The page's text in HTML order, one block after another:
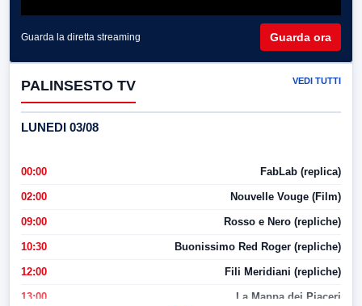
Guarda la diretta streaming Guarda ora
PALINSESTO TV VEDI TUTTI
LUNEDI 03/08
00:00 FabLab (replica)
02:00 Nouvelle Vouge (Film)
09:00 Rosso e Nero (repliche)
10:30 Buonissimo Red Roger (repliche)
12:00 Fili Meridiani (repliche)
13:00 La Mappa dei Piaceri